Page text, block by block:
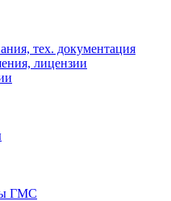
тех. документация
лицензии
ГМС